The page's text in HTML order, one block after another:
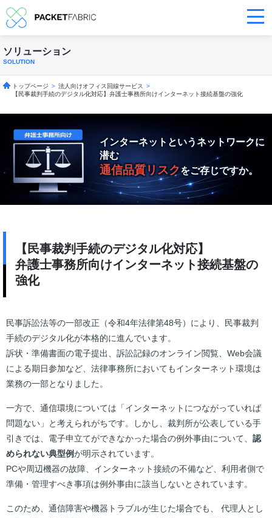
ソリューション
SOLUTION
トップページ > 法人向けオフィス回線サービス
>
【民事裁判手続のデジタル化対応】弁護士事務所向けインターネット接続基盤の強化
インターネットというネットワークに
潜む
通信品質リスクをご存じですか。
【民事裁判手続のデジタル化対応】
弁護士事務所向けインターネット接続基盤の
強化
民事訴訟法等の一部改正（令和4年法律第48号）により、民事裁判
手続のデジタル化が本格的に進んでいます。
訴状・準備書面の電子提出、訴訟記録のオンライン閲覧、Web会議
による期日参加など、法律事務所においてもインターネット環境は
業務の一部となりました。
一方で、通信環境については「インターネットにつながっていれば
問題ない」と考えられがちです。しかし、裁判所が公表している手
引きでは、電子申立てができなかった場合の例外事由について、 認
められない典型例が明示されています。
PCや周辺機器の故障、インターネット接続の不備など、利用者側で
準備・管理すべき事項は例外事由に該当しないとされています。
このため、通信障害や機器トラブルが生じた場合でも、 代理人とし